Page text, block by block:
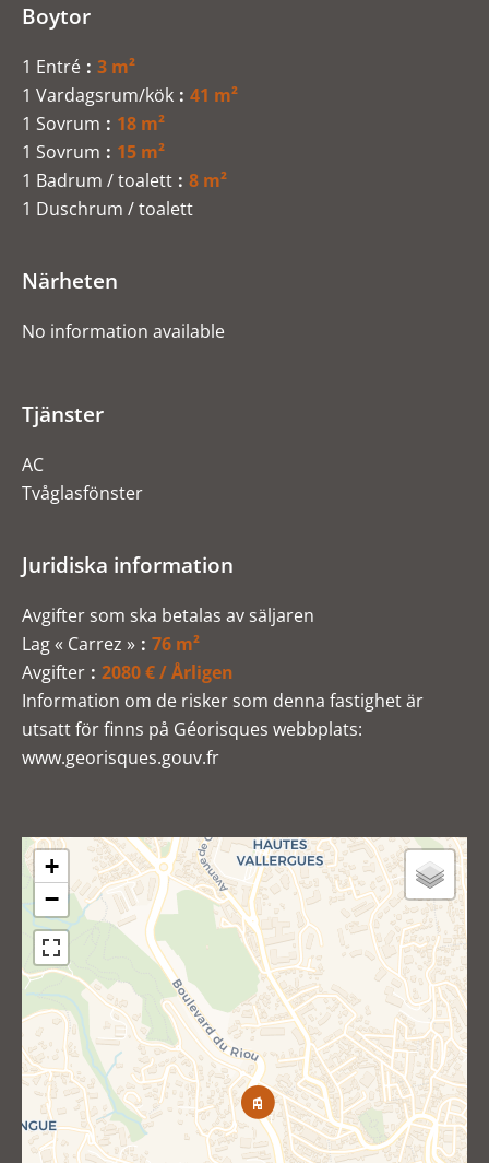
Boytor
1 Entré
3 m²
1 Vardagsrum/kök
41 m²
1 Sovrum
18 m²
1 Sovrum
15 m²
1 Badrum / toalett
8 m²
1 Duschrum / toalett
Närheten
No information available
Tjänster
AC
Tvåglasfönster
Juridiska information
Avgifter som ska betalas av säljaren
Lag « Carrez »
76 m²
Avgifter
2080 € / Årligen
Information om de risker som denna fastighet är
utsatt för finns på Géorisques webbplats:
www.georisques.gouv.fr
+
−